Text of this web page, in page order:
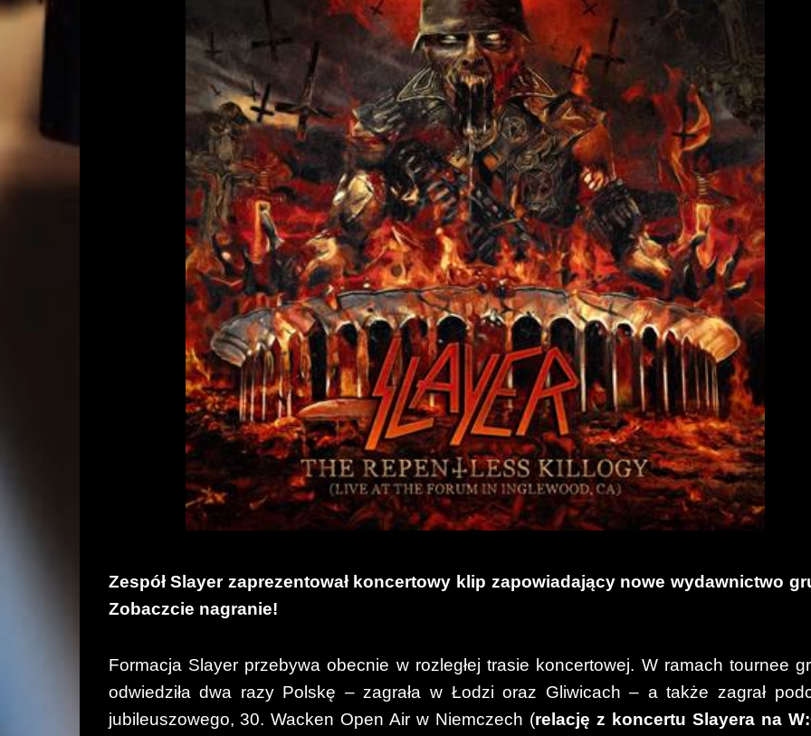
Zespół Slayer zaprezentował koncertowy klip zapowiadający nowe wydawnictwo
Zobaczcie nagranie!
Formacja Slayer przebywa obecnie w rozległej trasie koncertowej. W ramach tournee
odwiedziła dwa razy Polskę – zagrała w Łodzi oraz Gliwicach – a także zagrał
jubileuszowego, 30. Wacken Open Air w Niemczech (relację z koncertu Slayera na